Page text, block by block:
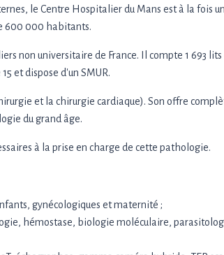
le Centre Hospitalier du Mans est à la fois un
600 000 habitants.
non universitaire de France. Il compte 1 693
et dispose d'un SMUR.
et la chirurgie cardiaque). Son offre
du grand âge.
à la prise en charge de cette pathologie.
gynécologiques et maternité ;
hémostase, biologie moléculaire,